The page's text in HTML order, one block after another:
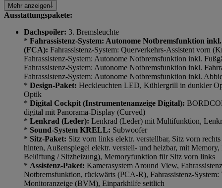
Mehr anzeigen
Ausstattungspakete:
Dachspoiler: 3. Bremsleuchte
* Fahrassistenz-System: Autonome Notbremsfunktion
(FCA): Fahrassistenz-System: Querverkehrs-Assistent vorn
Fahrassistenz-System: Autonome Notbremsfunktion inkl.
Fahrassistenz-System: Autonome Notbremsfunktion inkl.
Fahrassistenz-System: Autonome Notbremsfunktion inkl.
* Design-Paket: Heckleuchten LED, Kühlergrill in dunkler
Optik
* Digital Cockpit (Instrumentenanzeige Digital):
digital mit Panorama-Display (Curved)
* Lenkrad (Leder): Lenkrad (Leder) mit Multifunktion,
* Sound-System KRELL: Subwoofer
* Sitz-Paket: Sitz vorn links elektr. verstellbar, Sitz vorn
hinten, Außenspiegel elektr. verstell- und heizbar, mit
Belüftung / Sitzheizung), Memoryfunktion für Sitz vorn links
* Assistenz-Paket: Kamerasystem Around View,
Notbremsfunktion, rückwärts (PCA-R), Fahrassistenz-
Monitoranzeige (BVM), Einparkhilfe seitlich